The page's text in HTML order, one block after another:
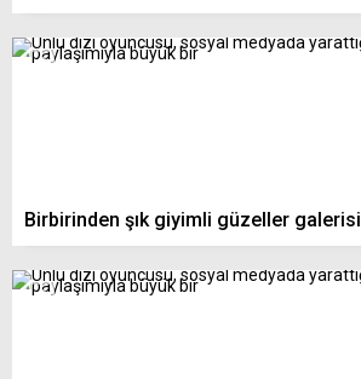
Birbirinden şık giyimli güzeller galerisi